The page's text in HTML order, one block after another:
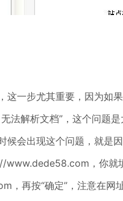
这一步尤其重要，因为如
法解析文档”，这个问题
候会出现这个问题，就是
www.dede58.com，你就
再按“确定”，注意在网